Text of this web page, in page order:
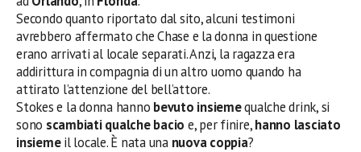
Secondo quanto riportato dal sito, alcuni testimoni
avrebbero affermato che Chase e la donna in questione
erano arrivati al locale separati. Anzi, la ragazza era
addirittura in compagnia di un altro uomo quando ha
attirato l’attenzione del bell’attore.
Stokes e la donna hanno bevuto insiemequalche drink, si
sono scambiati qualche bacio e, per finire,hanno lasciato
insiemeil locale. È nata una nuova coppia?